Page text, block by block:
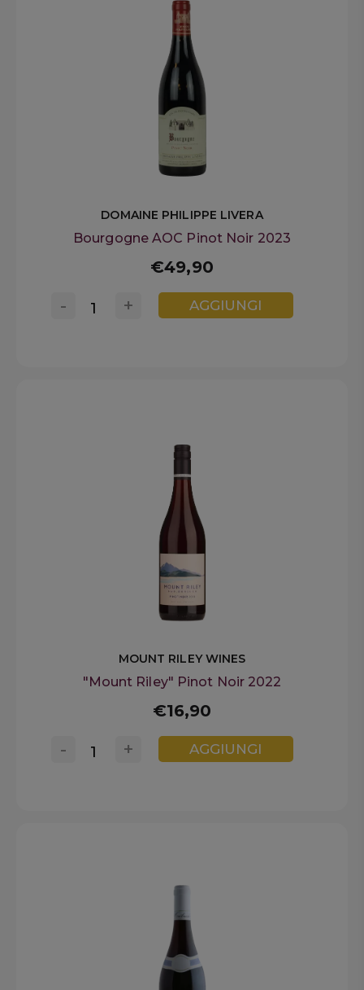
DOMAINE PHILIPPE LIVERA
Bourgogne AOC Pinot Noir 2023
€49,90
+
- AGGIUNGI
MOUNT RILEY WINES
"Mount Riley" Pinot Noir 2022
€16,90
+
- AGGIUNGI